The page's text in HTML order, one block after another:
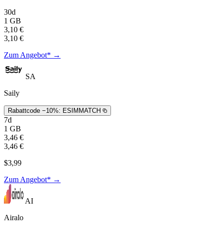
30d
1 GB
3,10 €
3,10 €
Zum Angebot* →
SA
Saily
Rabattcode −10%: ESIMMATCH
7d
1 GB
3,46 €
3,46 €
$3,99
Zum Angebot* →
AI
Airalo